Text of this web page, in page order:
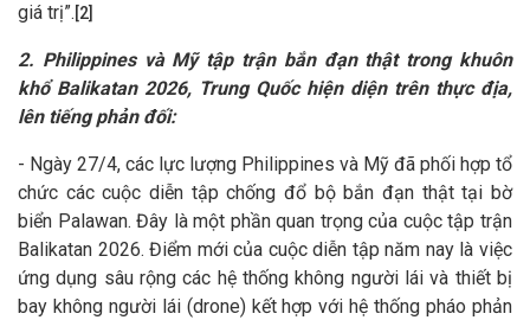
giá trị”. [2]
2. Philippines và Mỹ tập trận bắn đạn thật trong khuôn
khổ Balikatan 2026, Trung Quốc hiện diện trên thực địa,
lên tiếng phản đối:
- Ngày 27/4, các lực lượng Philippines và Mỹ đã phối hợp tổ
chức các cuộc diễn tập chống đổ bộ bắn đạn thật tại bờ
biển Palawan. Đây là một phần quan trọng của cuộc tập trận
Balikatan 2026. Điểm mới của cuộc diễn tập năm nay là việc
ứng dụng sâu rộng các hệ thống không người lái và thiết bị
bay không người lái (drone) kết hợp với hệ thống pháo phản